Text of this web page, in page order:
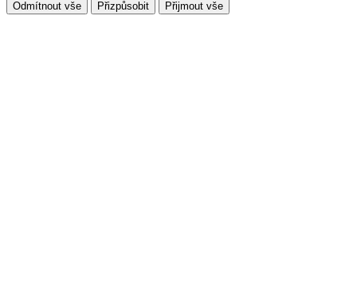
Odmítnout vše Přizpůsobit Přijmout vše